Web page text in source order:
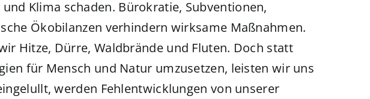
Klima schaden. Bürokratie, Subventionen,
Ökobilanzen verhindern wirksame Maßnahmen.
Hitze, Dürre, Waldbrände und Fluten. Doch statt
für Mensch und Natur umzusetzen, leisten wir uns
werden Fehlentwicklungen von unserer